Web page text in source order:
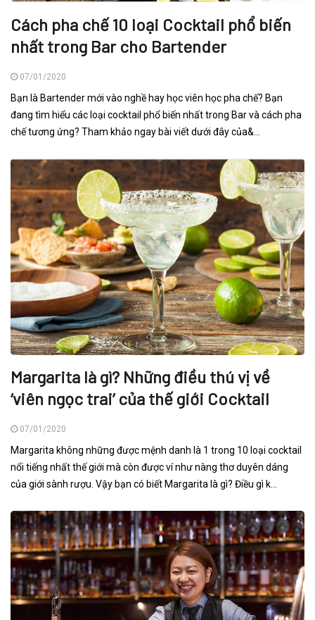
Cách pha chế 10 loại Cocktail phổ biến
nhất trong Bar cho Bartender
07/01/2020
Bạn là Bartender mới vào nghề hay học viên học pha chế? Bạn
đang tìm hiểu các loại cocktail phổ biến nhất trong Bar và cách pha
chế tương ứng? Tham khảo ngay bài viết dưới đây của&...
Margarita là gì? Những điều thú vị về
‘viên ngọc trai’ của thế giới Cocktail
07/01/2020
Margarita không những được mệnh danh là 1 trong 10 loại cocktail
nổi tiếng nhất thế giới mà còn được ví như nàng thơ duyên dáng
của giới sành rượu. Vậy bạn có biết Margarita là gì? Điều gì k...